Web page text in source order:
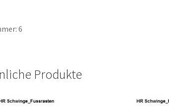
6
Produkte